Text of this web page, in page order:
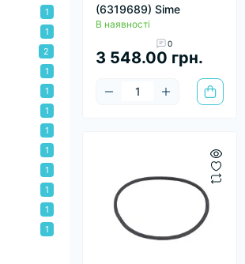
1
1
2
1
1
1
1
1
1
1
1
1
(6319689) Sime
В наявності
0
3 548.00 грн.